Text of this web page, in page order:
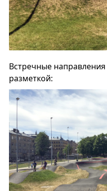
Встречные
разметкой: